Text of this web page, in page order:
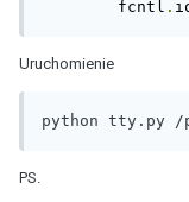
        fcntl
.
Uruchomienie
python tty.py /
PS.